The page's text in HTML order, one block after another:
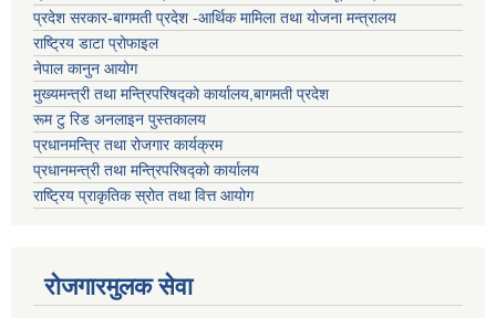
प्रदेश सरकार-बागमती प्रदेश -आर्थिक मामिला तथा योजना मन्त्रालय
राष्ट्रिय डाटा प्रोफाइल
नेपाल कानुन आयोग
मुख्यमन्त्री तथा मन्त्रिपरिषद्को कार्यालय,बागमती प्रदेश
रूम टु रिड अनलाइन पुस्तकालय
प्रधानमन्त्रि तथा रोजगार कार्यक्रम
प्रधानमन्त्री तथा मन्त्रिपरिषद्को कार्यालय
राष्ट्रिय प्राकृतिक स्रोत तथा वित्त आयोग
रोजगारमुलक सेवा